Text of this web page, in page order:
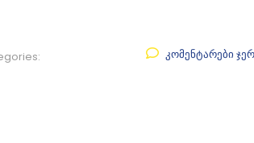
კომენტარები